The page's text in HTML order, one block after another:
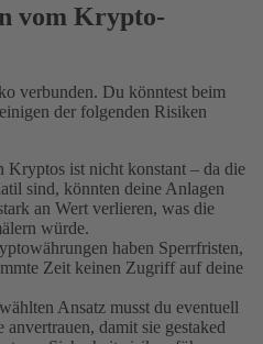
vom Krypto-
verbunden. Du könntest beim
der folgenden Risiken
Kryptos ist nicht konstant – da die
sind, könnten deine Anlagen
an Wert verlieren, was die
würde.
haben Sperrfristen,
Zeit keinen Zugriff auf deine
Ansatz musst du eventuell
damit sie gestaked